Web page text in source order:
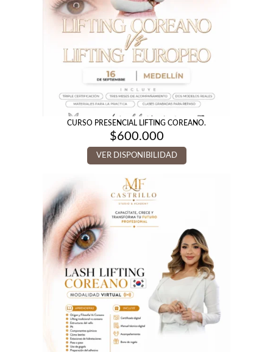
CURSO PRESENCIAL LIFTING COREANO.
$600.000
VER DISPONIBILIDAD